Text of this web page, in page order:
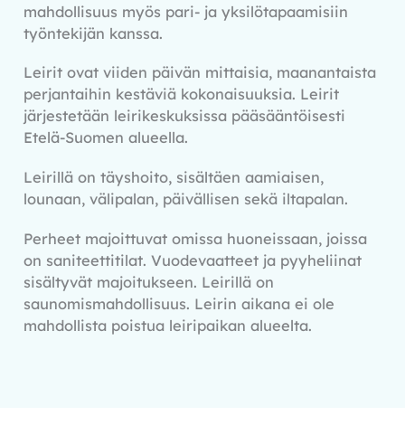
mahdollisuus myös pari- ja yksilötapaamisiin
työntekijän kanssa.
Leirit ovat viiden päivän mittaisia, maanantaista
perjantaihin kestäviä kokonaisuuksia. Leirit
järjestetään leirikeskuksissa pääsääntöisesti
Etelä-Suomen alueella.
Leirillä on täyshoito, sisältäen aamiaisen,
lounaan, välipalan, päivällisen sekä iltapalan.
Perheet majoittuvat omissa huoneissaan, joissa
on saniteettitilat. Vuodevaatteet ja pyyheliinat
sisältyvät majoitukseen. Leirillä on
saunomismahdollisuus. Leirin aikana ei ole
mahdollista poistua leiripaikan alueelta.